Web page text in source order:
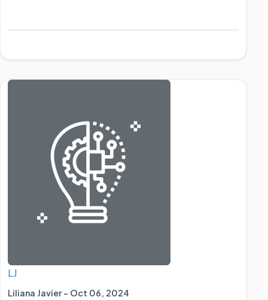
LJ
Liliana Javier - Oct 06, 2024